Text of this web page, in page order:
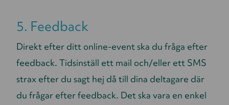
5. Feedback
Direkt efter ditt online-event ska du fråga efter
feedback. Tidsinställ ett mail och/eller ett SMS
strax efter du sagt hej då till dina deltagare där
du frågar efter feedback. Det ska vara en enkel